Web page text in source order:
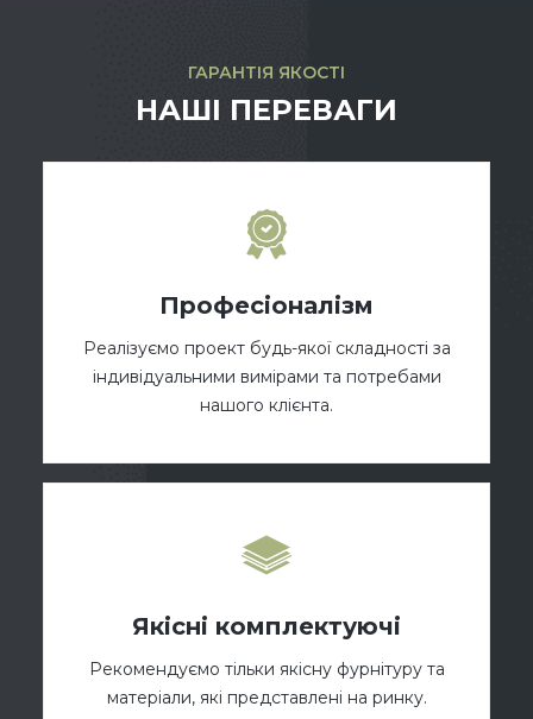
ГАРАНТІЯ ЯКОСТІ
НАШІ ПЕРЕВАГИ
Професіоналізм
Реалізуємо проект будь-якої складності за
індивідуальними вимірами та потребами
нашого клієнта.
Якісні комплектуючі
Рекомендуємо тільки якісну фурнітуру та
матеріали, які представлені на ринку.